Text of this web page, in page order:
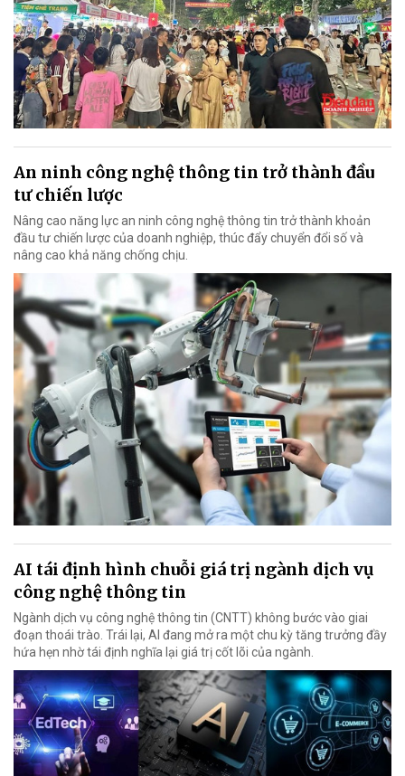
An ninh công nghệ thông tin trở thành đầu
tư chiến lược
Nâng cao năng lực an ninh công nghệ thông tin trở thành khoản
đầu tư chiến lược của doanh nghiệp, thúc đẩy chuyển đổi số và
nâng cao khả năng chống chịu.
AI tái định hình chuỗi giá trị ngành dịch vụ
công nghệ thông tin
Ngành dịch vụ công nghệ thông tin (CNTT) không bước vào giai
đoạn thoái trào. Trái lại, AI đang mở ra một chu kỳ tăng trưởng đầy
hứa hẹn nhờ tái định nghĩa lại giá trị cốt lõi của ngành.